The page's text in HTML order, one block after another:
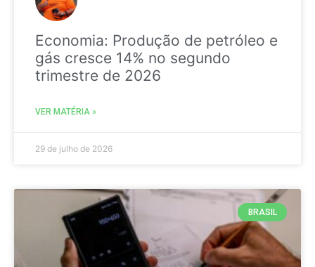
Economia: Produção de petróleo e
gás cresce 14% no segundo
trimestre de 2026
VER MATÉRIA »
29 de julho de 2026
BRASIL